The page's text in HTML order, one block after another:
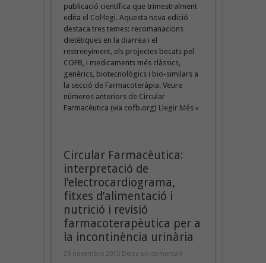
publicació científica que trimestralment
edita el Col·legi. Aquesta nova edició
destaca tres temes: recomanacions
dietètiques en la diarrea i el
restrenyiment, els projectes becats pel
COFB, i medicaments més clàssics,
genèrics, biotecnològics i bio-similars a
la secció de Farmacoteràpia. Veure
números anteriors de Circular
Farmacèutica (via cofb.org) Llegir Més »
Circular Farmacèutica:
interpretació de
l’electrocardiograma,
fitxes d’alimentació i
nutrició i revisió
farmacoterapèutica per a
la incontinència urinària
25 novembre 2015 Deixa un comentari